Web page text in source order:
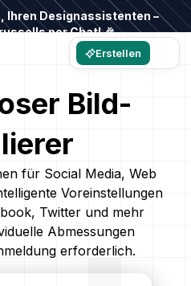
Ihren Designassistenten –
per Chat! 🎉
Erstellen
Bild-
für Social Media, Web
Voreinstellungen
Twitter und mehr
Abmessungen
erforderlich.